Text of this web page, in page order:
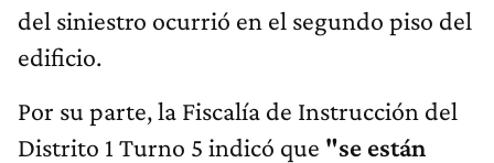
del siniestro ocurrió en el segundo piso del
edificio.
Por su parte, la Fiscalía de Instrucción del
Distrito 1 Turno 5 indicó que "se están